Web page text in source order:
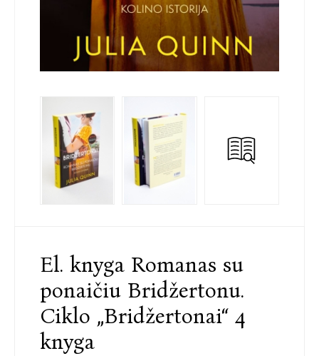
El. knyga Romanas su
ponaičiu Bridžertonu.
Ciklo „Bridžertonai“ 4
knyga